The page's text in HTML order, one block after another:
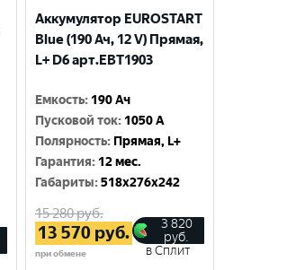
Аккумулятор EUROSTART
Blue (190 Ач, 12 V) Прямая,
L+ D6 арт.EBT1903
Емкость: 190 Ач
Пусковой ток: 1050 A
Полярность: Прямая, L+
Гарантия: 12 мес.
Габариты:518x276x242
15 280руб.
13 570 руб.
при обмене
3 820
руб.
в Сплит